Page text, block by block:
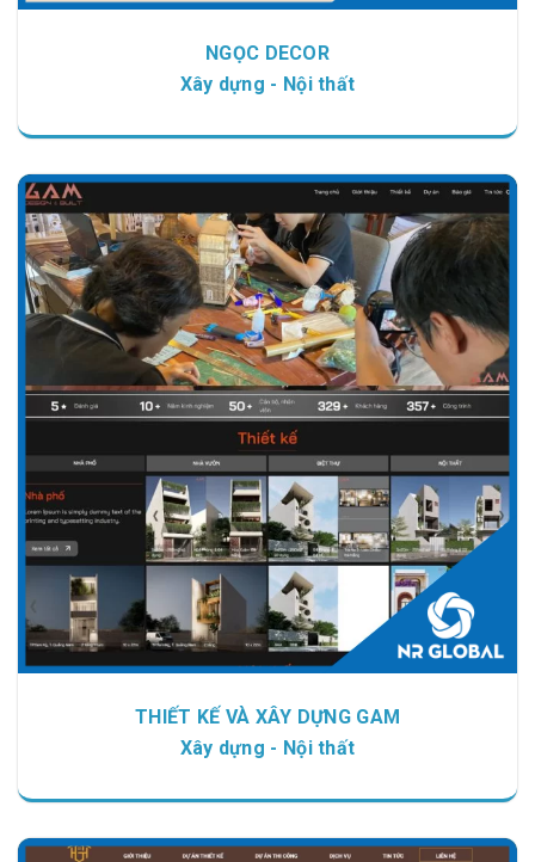
NGỌC DECOR
Xây dựng - Nội thất
Chi tiết Xem giao diện
THIẾT KẾ VÀ XÂY DỰNG GAM
Xây dựng - Nội thất